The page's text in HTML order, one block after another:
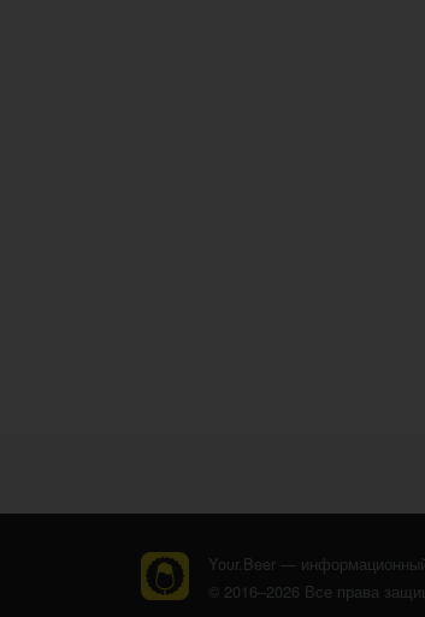
Your.Beer —
© 2016–2026 Все права